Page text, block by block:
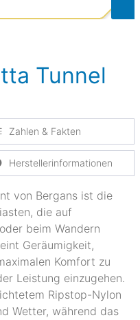
Tunnel
Zahlen & Fakten
Herstellerinformationen
von Bergans ist die
die auf
beim Wandern
Geräumigkeit,
Komfort zu
Leistung einzugehen.
Ripstop-Nylon
Wetter, während das